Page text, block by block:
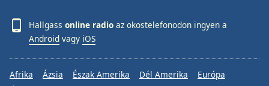
Hallgass online radio az okostelefonodon ingyen a
Android vagy iOS
Afrika Ázsia Észak Amerika Dél Amerika
Európa